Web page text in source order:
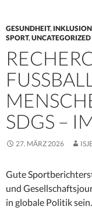
GESUNDHEIT, INKLUSION
SPORT,UNCATEGORIZED
FUSSBALL,
DGS –
27. MÄRZ 2026
Gute
und
in globale Politik